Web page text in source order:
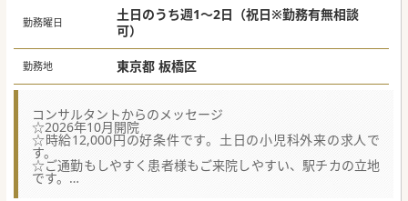
勤務曜日
土日のうち週1～2日（祝日※勤務有無相談
可）
勤務地 東京都 板橋区
コンサルタントからのメッセージ
☆2026年10月開院
☆時給12,000円の好条件です。土日の小児科外来の求人で
す。
☆ご通勤もしやすく患者様もご来院しやすい、駅チカの立地
です。
☆最新の院内設備・システムで、患者様に満足度の高い医療